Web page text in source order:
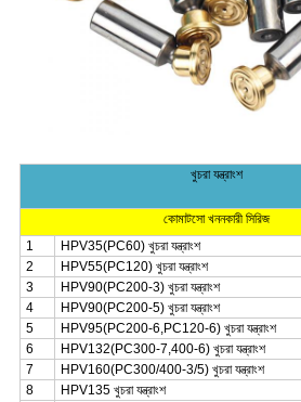
খুচরা যন্ত্রাংশ
কোমাটসো খননকারী সিরিজ
1
HPV35(PC60) খুচরা যন্ত্রাংশ
2
HPV55(PC120) খুচরা যন্ত্রাংশ
3
HPV90(PC200-3) খুচরা যন্ত্রাংশ
4
HPV90(PC200-5) খুচরা যন্ত্রাংশ
5
HPV95(PC200-6,PC120-6) খুচরা যন্ত্রাংশ
6
HPV132(PC300-7,400-6) খুচরা যন্ত্রাংশ
7
HPV160(PC300/400-3/5) খুচরা যন্ত্রাংশ
8
HPV135 খুচরা যন্ত্রাংশ